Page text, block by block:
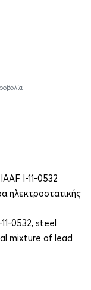
I-11-0532
ηλεκτροστατικής
0532, steel
mixture of lead